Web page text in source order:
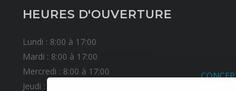
HEURES D'OUVERTURE
Lundi : 8:00 à 17:00
Mardi : 8:00 à 17:00
Mercredi : 8:00 à 17:00
Jeudi : 8:00 à 17:00